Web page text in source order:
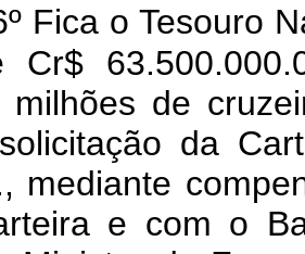
Fica o Tesouro
Cr$
milhões de
da
mediante
e com o